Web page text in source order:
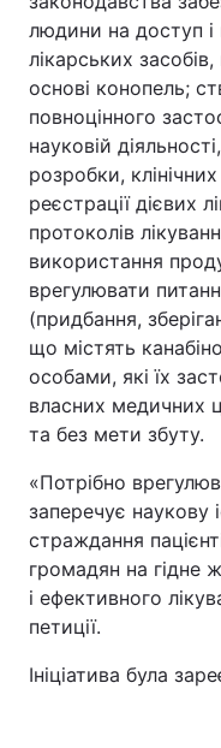
людини на доступ
лікарських
основі конопель;
повноцінного
науковій
розробки,
реєстрації дієвих
протоколів
використання
врегулювати
(придбання,
що містять
особами, які їх
власних медичних
та без мети збуту.
«Потрібно
заперечує наукову
страждання
громадян на гідне
і ефективного
петиції.
Ініціатива була